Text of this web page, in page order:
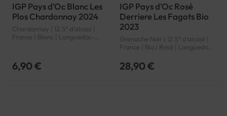
IGP Pays d'Oc Blanc Les
Plos Chardonnay 2024
Chardonnay | 12.5° d'alcool |
France | Blanc | Languedoc-
6,90 €
IGP Pays d'Oc Rosé
Derriere Les Fagots Bio
2023
Grenache Noir | 12.5° d'alcool |
France | Bio | Rosé | Languedoc-
28,90 €